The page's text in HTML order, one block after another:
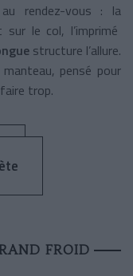
rendez-vous : la
le col, l’imprimé
structure l’allure.
pensé pour
trop.
FROID